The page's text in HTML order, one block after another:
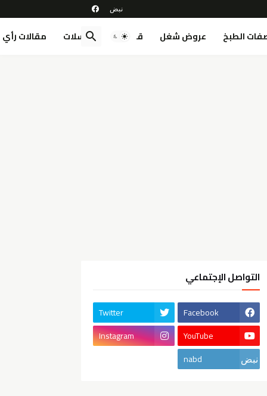
الطبخ عروض شغل قصص مسلسلات مقالات رأي
التواصل الإجتماعي
Facebook
Twitter
YouTube
Instagram
nabd